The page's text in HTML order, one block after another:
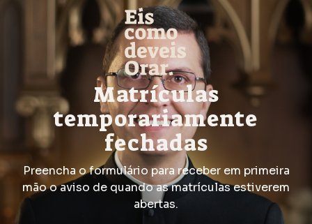
Matrículas
temporariamente
fechadas
Preencha o formulário para receber em primeira
mão o aviso de quando as matrículas estiverem
abertas.